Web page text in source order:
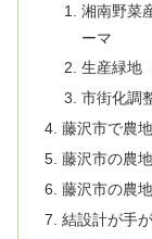
湘南野菜
ーマ
生産緑地
市街化調
藤沢市で農
藤沢市の農
藤沢市の農
結設計が手